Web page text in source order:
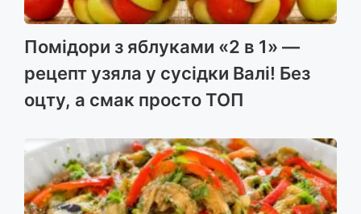
Помідори з яблуками «2 в 1» —
рецепт узяла у сусідки Валі! Без
оцту, а смак просто ТОП